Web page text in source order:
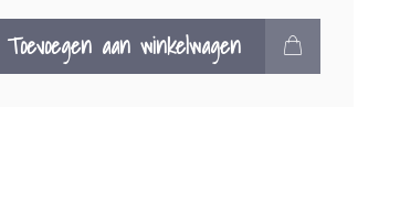
Toevoegen aan winkelwagen